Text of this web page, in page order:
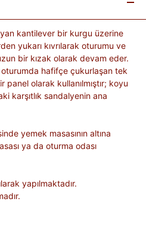
kantilever bir kurgu üzerine
yukarı kıvrılarak oturumu ve
bir kızak olarak devam eder.
hafifçe çukurlaşan tek
olarak kullanılmıştır; koyu
karşıtlık sandalyenin ana
yemek masasının altına
ya da oturma odası
yapılmaktadır.